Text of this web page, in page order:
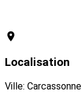
Localisation
Ville: Carcassonne